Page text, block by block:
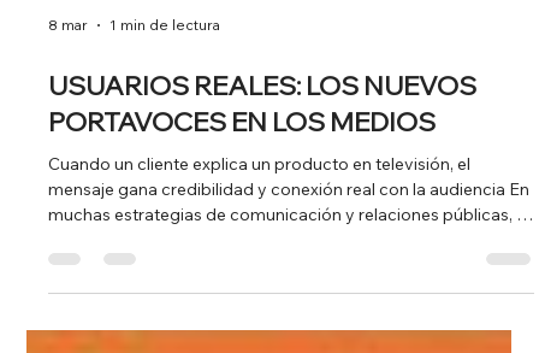
8 mar 1 min de lectura
USUARIOS REALES: LOS NUEVOS
PORTAVOCES EN LOS MEDIOS
Cuando un cliente explica un producto en televisión, el
mensaje gana credibilidad y conexión real con la audiencia En
muchas estrategias de comunicación y relaciones públicas, el
de una empresa. Sin embargo, cada vez más medios buscan
algo distinto: historias reales y experiencias directas de los
canal 24 horas de RTVE, donde una usuaria explicó cómo util